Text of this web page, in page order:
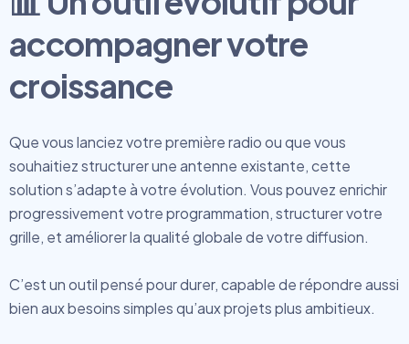
accompagner votre
croissance
Que vous lanciez votre première radio ou que vous
souhaitiez structurer une antenne existante, cette
solution s’adapte à votre évolution. Vous pouvez enrichir
progressivement votre programmation, structurer votre
grille, et améliorer la qualité globale de votre diffusion.
C’est un outil pensé pour durer, capable de répondre aussi
bien aux besoins simples qu’aux projets plus ambitieux.